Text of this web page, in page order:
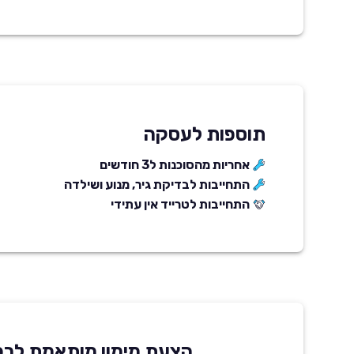
תוספות לעסקה
אחריות מהסוכנות ל3 חודשים
התחייבות לבדיקת גיר, מנוע ושילדה
התחייבות לטרייד אין עתידי